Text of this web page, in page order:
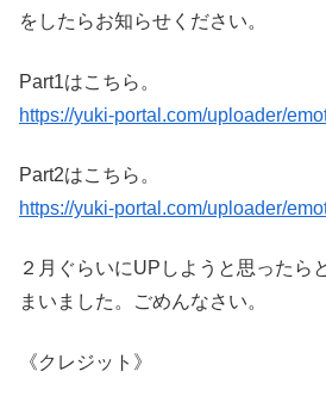
をしたらお知らせください。
Part1はこちら。
https://yuki-portal.com/uploader/
Part2はこちら。
https://yuki-portal.com/uploader/
２月ぐらいにUPしようと思ったら
まいました。ごめんなさい。
《クレジット》